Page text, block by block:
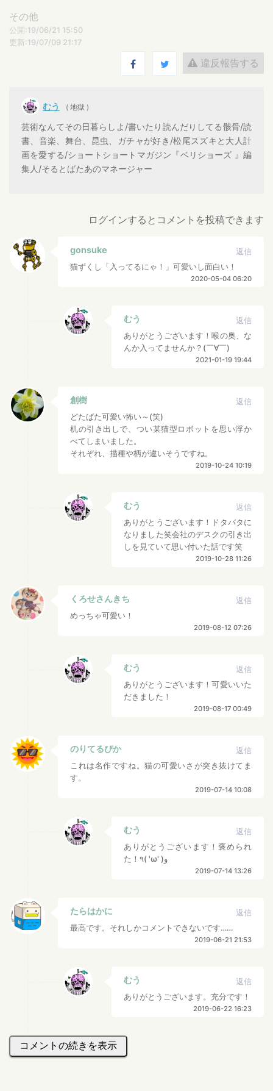
その他
公開:19/06/21 15:50
更新:19/07/09 21:17
違反報告する
むう ( 地獄 )
芸術なんてその日暮らしよ/書いたり読んだりしてる骸骨/読
書、音楽、舞台、昆虫、ガチャが好き/松尾スズキと大人計
画を愛する/ショートショートマガジン『ベリショーズ 』編
集人/そるとばたあのマネージャー
ログインするとコメントを投稿できます
gonsuke
返信
猫ずくし「入ってるにゃ！」可愛いし面白い！
2020-05-04 06:20
むう
返信
ありがとうございます！喉の奥、な
んか入ってませんか？(￣∀￣)
2021-01-19 19:44
創樹
返信
どたばた可愛い怖い～(笑)
机の引き出しで、つい某猫型ロボットを思い浮か
べてしまいました。
それぞれ、描種や柄が違いそうですね。
2019-10-24 10:19
むう
返信
ありがとうございます！ドタバタに
なりました笑会社のデスクの引き出
しを見ていて思い付いた話です笑
2019-10-28 11:26
くろせさんきち
返信
めっちゃ可愛い！
2019-08-12 07:26
むう
返信
ありがとうございます！可愛いいた
だきました！
2019-08-17 00:49
のりてるぴか
返信
これは名作ですね。猫の可愛いさが突き抜けてま
す。
2019-07-14 10:08
むう
返信
ありがとうございます！褒められ
た！٩( 'ω' )و
2019-07-14 13:26
たらはかに
返信
最高です。それしかコメントできないです……
2019-06-21 21:53
むう
返信
ありがとうございます。充分です！
2019-06-22 16:23
コメントの続きを表示